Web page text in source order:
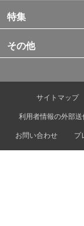
特集
その他
サイトマップ
利用者情報の外部送
お問い合わせ
プ